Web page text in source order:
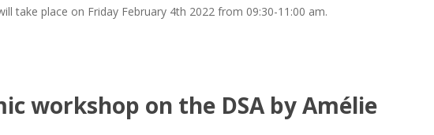
take place on Friday February 4th 2022 from 09:30-11:00 am.
workshop on the DSA by Amélie